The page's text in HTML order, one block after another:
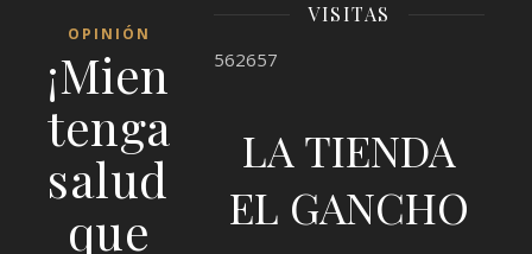
OPINIÓN
¡Mientras
tengamos
salud,
que
VISITAS
562657
LA TIENDA
EL GANCHO